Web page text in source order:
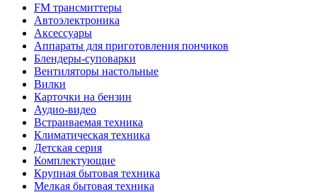
FM трансмиттеры
Автоэлектроника
Аксессуары
Аппараты для приготовления пончиков
Блендеры-суповарки
Вентиляторы настольные
Вилки
Карточки на бензин
Аудио-видео
Встраиваемая техника
Климатическая техника
Детская серия
Комплектующие
Крупная бытовая техника
Мелкая бытовая техника